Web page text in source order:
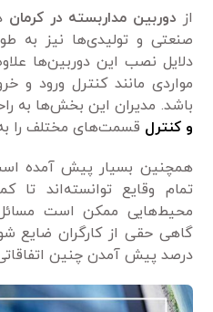
از دوربین مداربسته در کرمان
صنعتی و تولیدی‌ها نیز به
دلایل نصب این دوربین‌ها
مواردی مانند کنترل ورود و
باشد. مدیران این بخش‌ها به
و کنترل قسمت‌های مختلف را
همچنین بسیار پیش آمده
تمام وقایع توانسته‌اند
محیط‌هایی ممکن است
گاهی حقی از کارگران ضایع
درصد پیش آمدن چنین